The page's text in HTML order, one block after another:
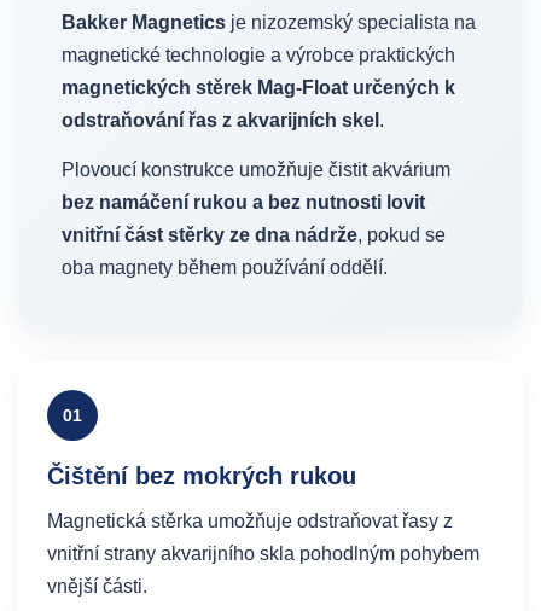
Bakker Magnetics je nizozemský specialista na
magnetické technologie a výrobce praktických
magnetických stěrek Mag-Float určených k
odstraňování řas z akvarijních skel .
Plovoucí konstrukce umožňuje čistit akvárium
bez namáčení rukou a bez nutnosti lovit
vnitřní část stěrky ze dna nádrže, pokud se
oba magnety během používání oddělí.
01
Čištění bez mokrých rukou
Magnetická stěrka umožňuje odstraňovat řasy z
vnitřní strany akvarijního skla pohodlným pohybem
vnější části.